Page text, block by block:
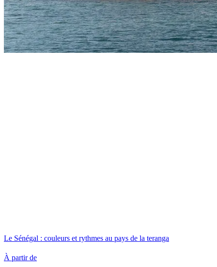
Le Sénégal : couleurs et rythmes au pays de la teranga
À partir de